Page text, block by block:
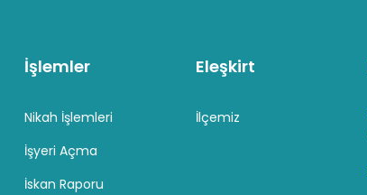
İşlemler
Nikah İşlemleri
İşyeri Açma
İskan Raporu
Eleşkirt
İlçemiz